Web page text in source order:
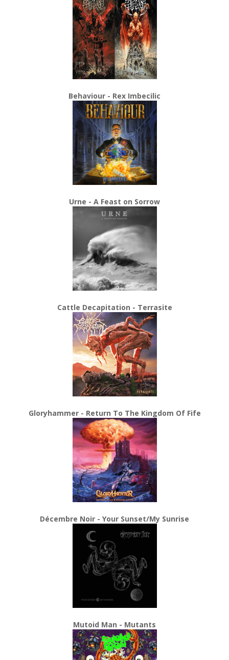
Behaviour - Rex Imbecilic
Urne - A Feast on Sorrow
Cattle Decapitation - Terrasite
Gloryhammer - Return To The Kingdom Of Fife
Décembre Noir - Your Sunset/My Sunrise
Mutoid Man - Mutants